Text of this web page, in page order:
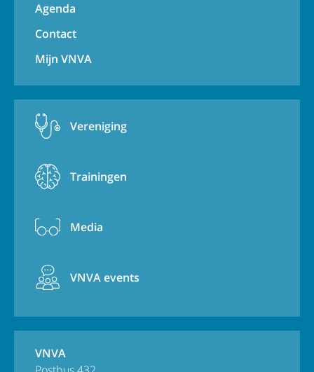
Agenda
Contact
Mijn VNVA
Vereniging
Trainingen
Media
VNVA events
VNVA